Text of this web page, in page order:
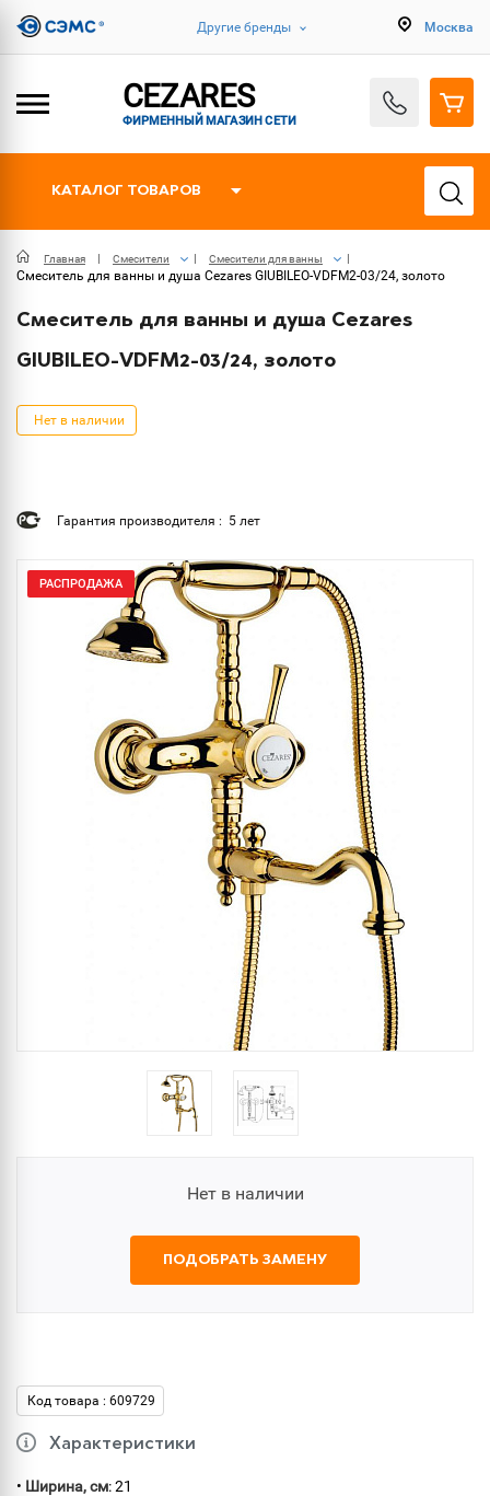
Другие бренды Москва
CEZARES
ФИРМЕННЫЙ МАГАЗИН СЕТИ
КАТАЛОГ ТОВАРОВ
Главная Смесители Смесители для ванны
Смеситель для ванны и душа Cezares GIUBILEO-VDFM2-03/24, золото
Смеситель для ванны и душа Cezares
GIUBILEO-VDFM2-03/24, золото
Нет в наличии
Гарантия производителя : 5 лет
РАСПРОДАЖА
Нет в наличии
ПОДОБРАТЬ ЗАМЕНУ
Код товара : 609729
Характеристики
• Ширина, см: 21